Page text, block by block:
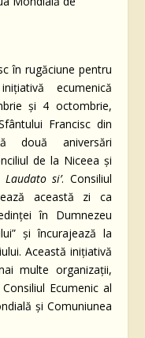
în rugăciune pentru
ecumenică
și 4 octombrie,
Francisc din
două aniversări
de la Niceea și
Laudato si’. Consiliul
această zi ca
în Dumnezeu
și încurajează la
Această inițiativă
multe organizații,
Ecumenic al
și Comuniunea